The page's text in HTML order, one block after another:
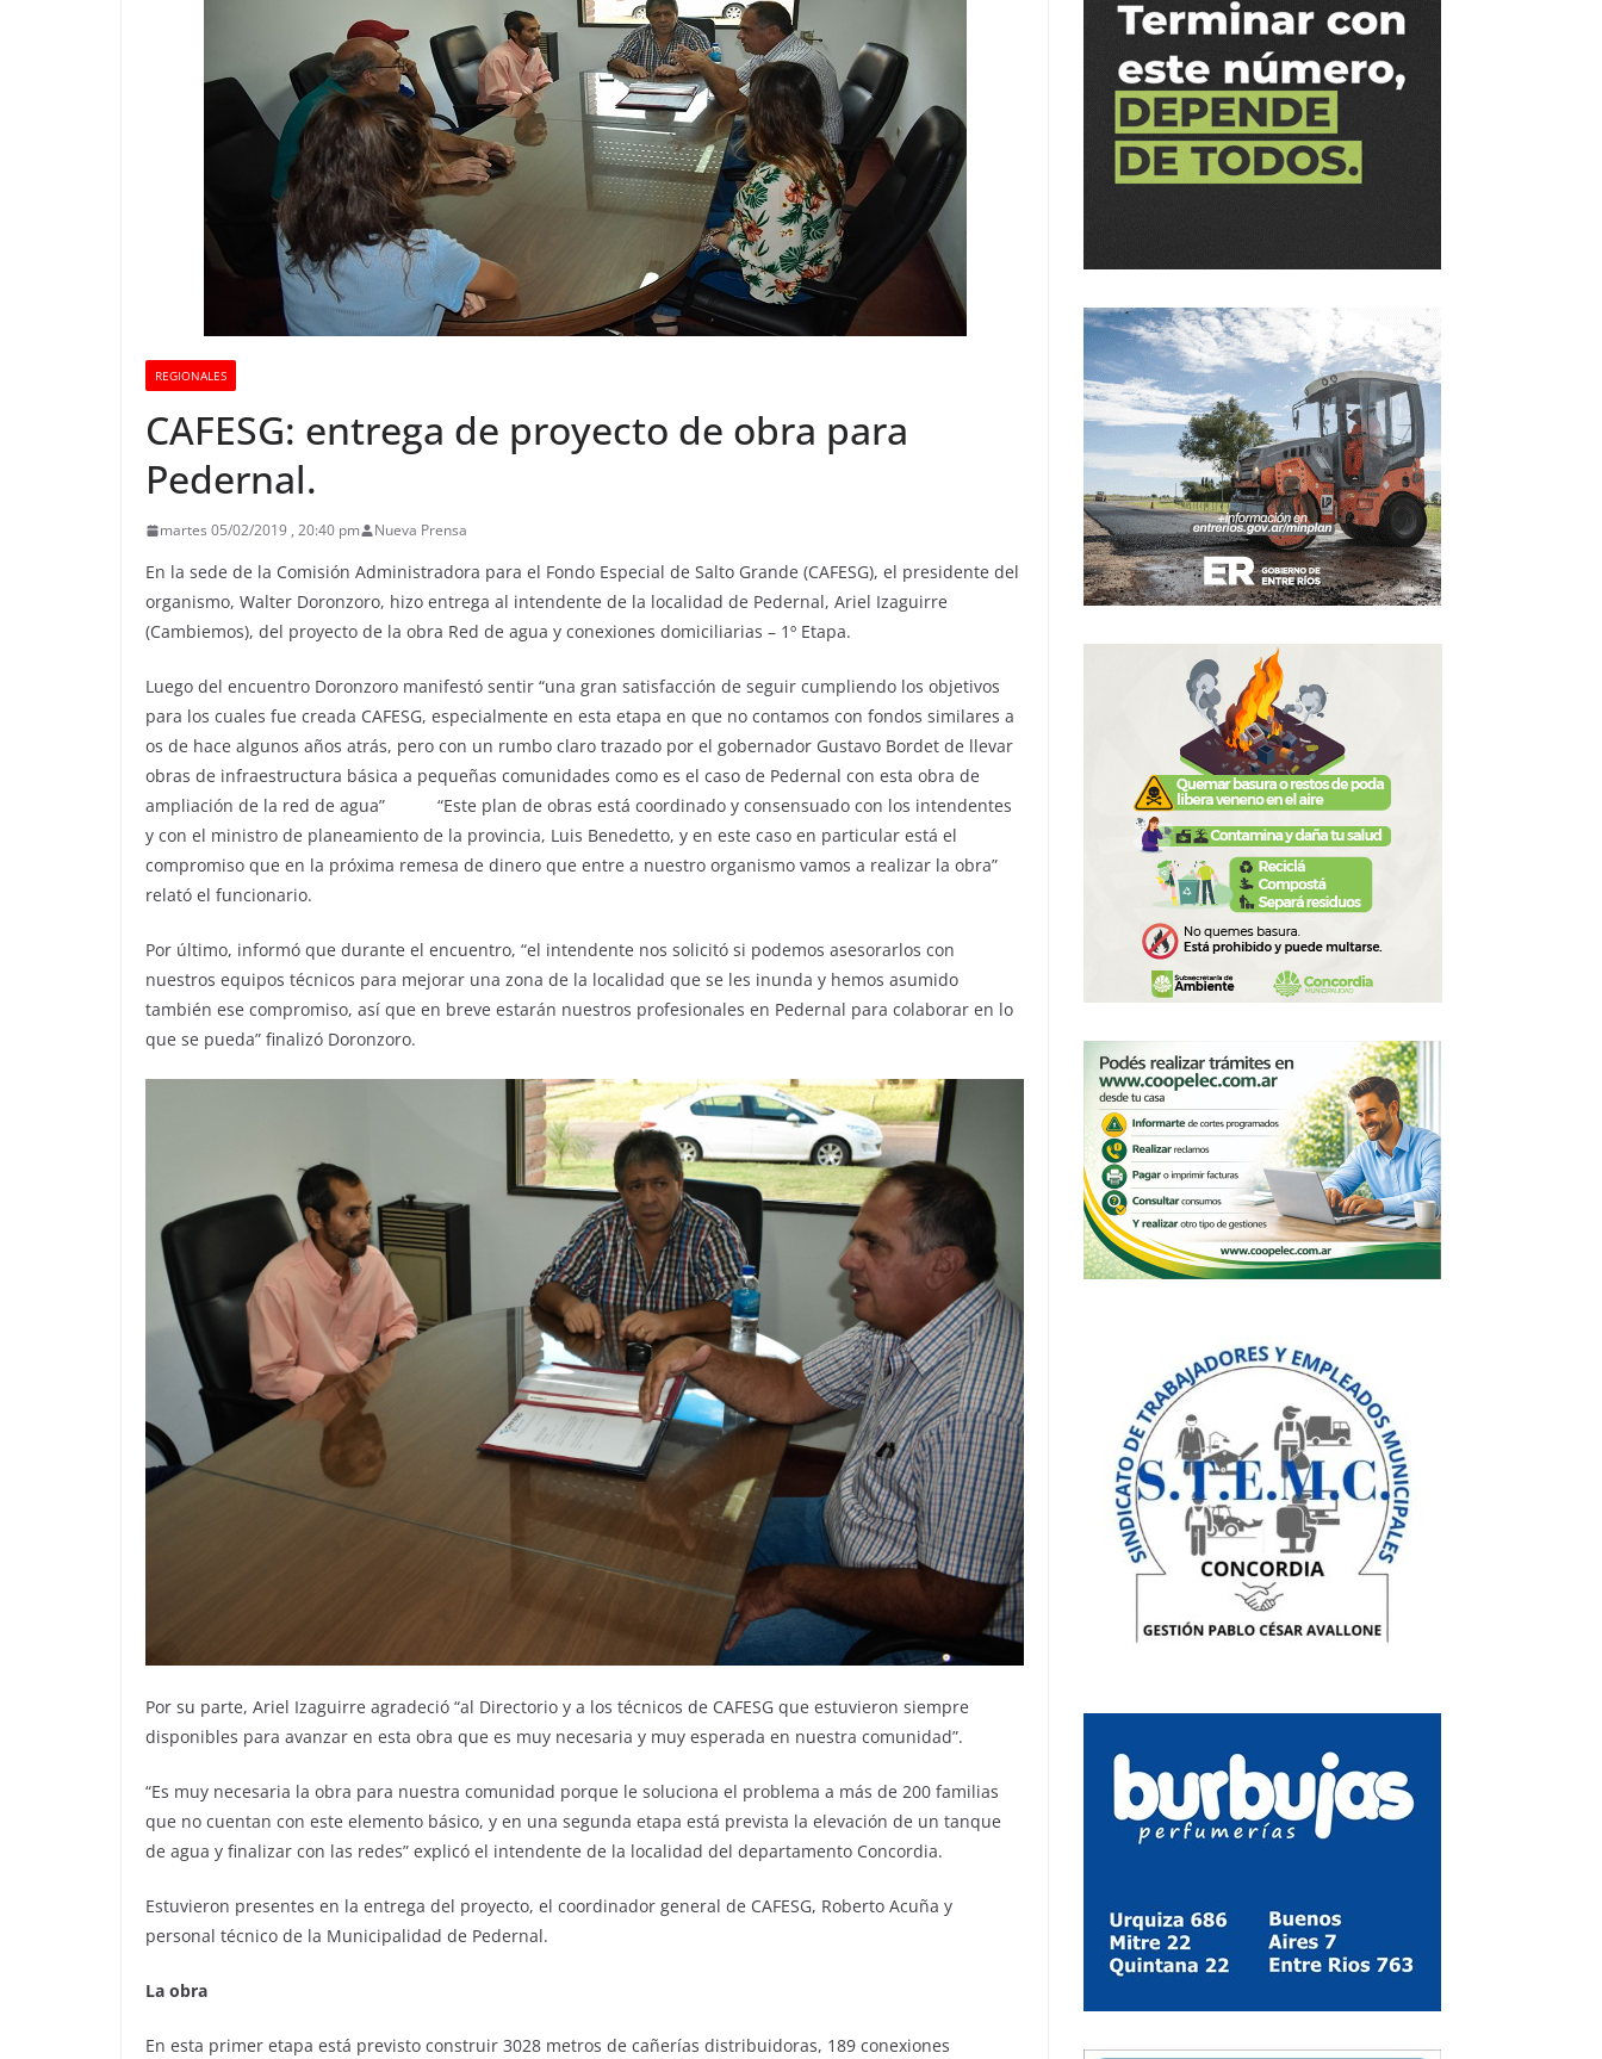
REGIONALES
CAFESG: entrega de proyecto de obra para
Pedernal.
martes 05/02/2019 , 20:40 pm Nueva Prensa
En la sede de la Comisión Administradora para el Fondo Especial de Salto Grande (CAFESG), el presidente del
organismo, Walter Doronzoro, hizo entrega al intendente de la localidad de Pedernal, Ariel Izaguirre
(Cambiemos), del proyecto de la obra Red de agua y conexiones domiciliarias – 1º Etapa.
Luego del encuentro Doronzoro manifestó sentir “una gran satisfacción de seguir cumpliendo los objetivos
para los cuales fue creada CAFESG, especialmente en esta etapa en que no contamos con fondos similares a
os de hace algunos años atrás, pero con un rumbo claro trazado por el gobernador Gustavo Bordet de llevar
obras de infraestructura básica a pequeñas comunidades como es el caso de Pedernal con esta obra de
ampliación de la red de agua” “Este plan de obras está coordinado y consensuado con los intendentes
y con el ministro de planeamiento de la provincia, Luis Benedetto, y en este caso en particular está el
compromiso que en la próxima remesa de dinero que entre a nuestro organismo vamos a realizar la obra”
relató el funcionario.
Por último, informó que durante el encuentro, “el intendente nos solicitó si podemos asesorarlos con
nuestros equipos técnicos para mejorar una zona de la localidad que se les inunda y hemos asumido
también ese compromiso, así que en breve estarán nuestros profesionales en Pedernal para colaborar en lo
que se pueda” finalizó Doronzoro.
Por su parte, Ariel Izaguirre agradeció “al Directorio y a los técnicos de CAFESG que estuvieron siempre
disponibles para avanzar en esta obra que es muy necesaria y muy esperada en nuestra comunidad”.
“Es muy necesaria la obra para nuestra comunidad porque le soluciona el problema a más de 200 familias
que no cuentan con este elemento básico, y en una segunda etapa está prevista la elevación de un tanque
de agua y finalizar con las redes” explicó el intendente de la localidad del departamento Concordia.
Estuvieron presentes en la entrega del proyecto, el coordinador general de CAFESG, Roberto Acuña y
personal técnico de la Municipalidad de Pedernal.
La obra
En esta primer etapa está previsto construir 3028 metros de cañerías distribuidoras, 189 conexiones